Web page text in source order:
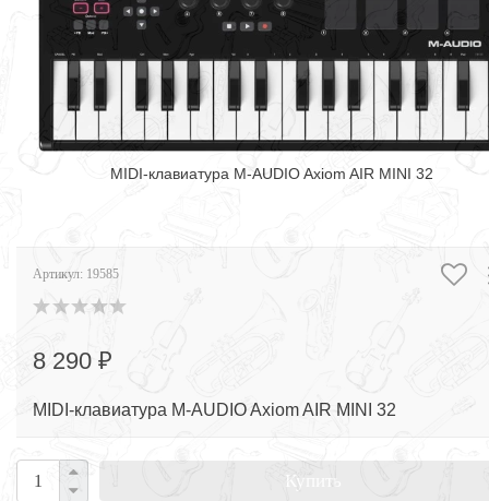
MIDI-клавиатура M-AUDIO Axiom AIR MINI 32
Артикул: 19585
8 290 ₽
MIDI-клавиатура M-AUDIO Axiom AIR MINI 32
Купить